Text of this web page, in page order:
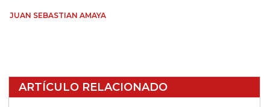
JUAN SEBASTIAN AMAYA
ARTÍCULO RELACIONADO